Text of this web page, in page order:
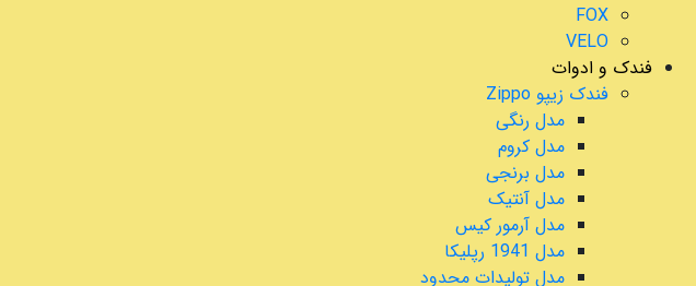
FOX
VELO
فندک و ادوات
فندک زیپو Zippo
مدل رنگی
مدل کروم
مدل برنجی
مدل آنتیک
مدل آرمور کیس
مدل 1941 رپلیکا
مدل تولیدات محدود